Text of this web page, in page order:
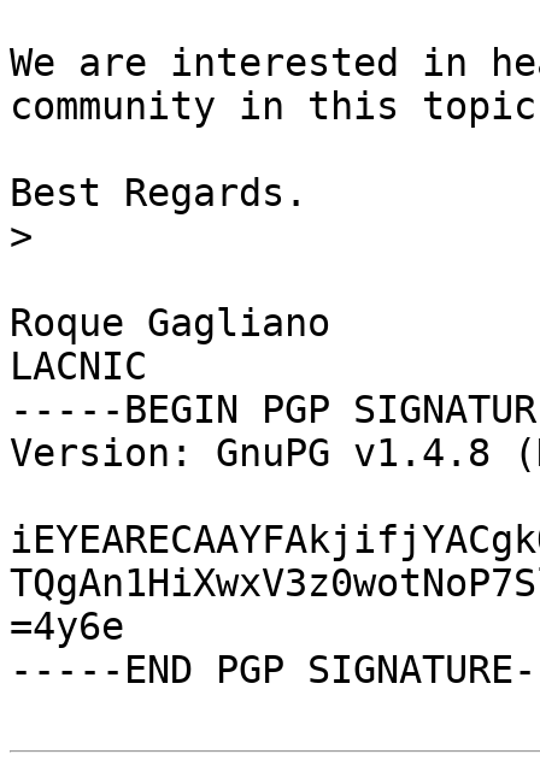
We are interested in
community in this
Best Regards.
>
Roque Gagliano
LACNIC
-----BEGIN PGP
Version: GnuPG v1.4.8
=4y6e
-----END PGP